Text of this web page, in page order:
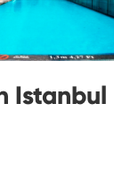
Istanbul